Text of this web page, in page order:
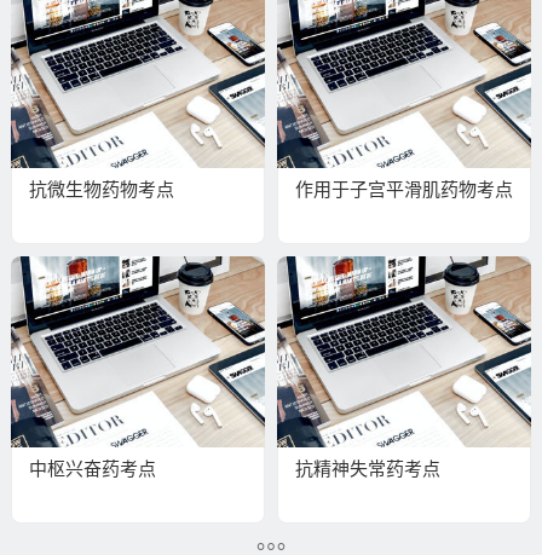
抗微生物药物考点 作用于子宫平滑肌药物考点
中枢兴奋药考点 抗精神失常药考点